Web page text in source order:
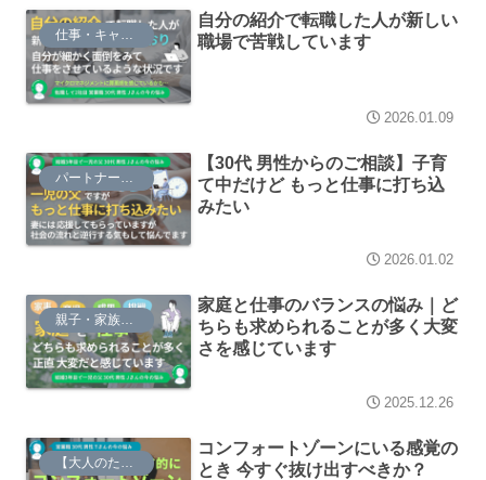
仕事・キャリア
自分の紹介で転職した人が新しい
職場で苦戦しています
2026.01.09
パートナーシップ
【30代 男性からのご相談】子育
て中だけど もっと仕事に打ち込
みたい
2026.01.02
親子・家族関係
家庭と仕事のバランスの悩み｜ど
ちらも求められることが多く大変
さを感じています
2025.12.26
【大人のための】総合的な探究の時間
コンフォートゾーンにいる感覚の
とき 今すぐ抜け出すべきか？